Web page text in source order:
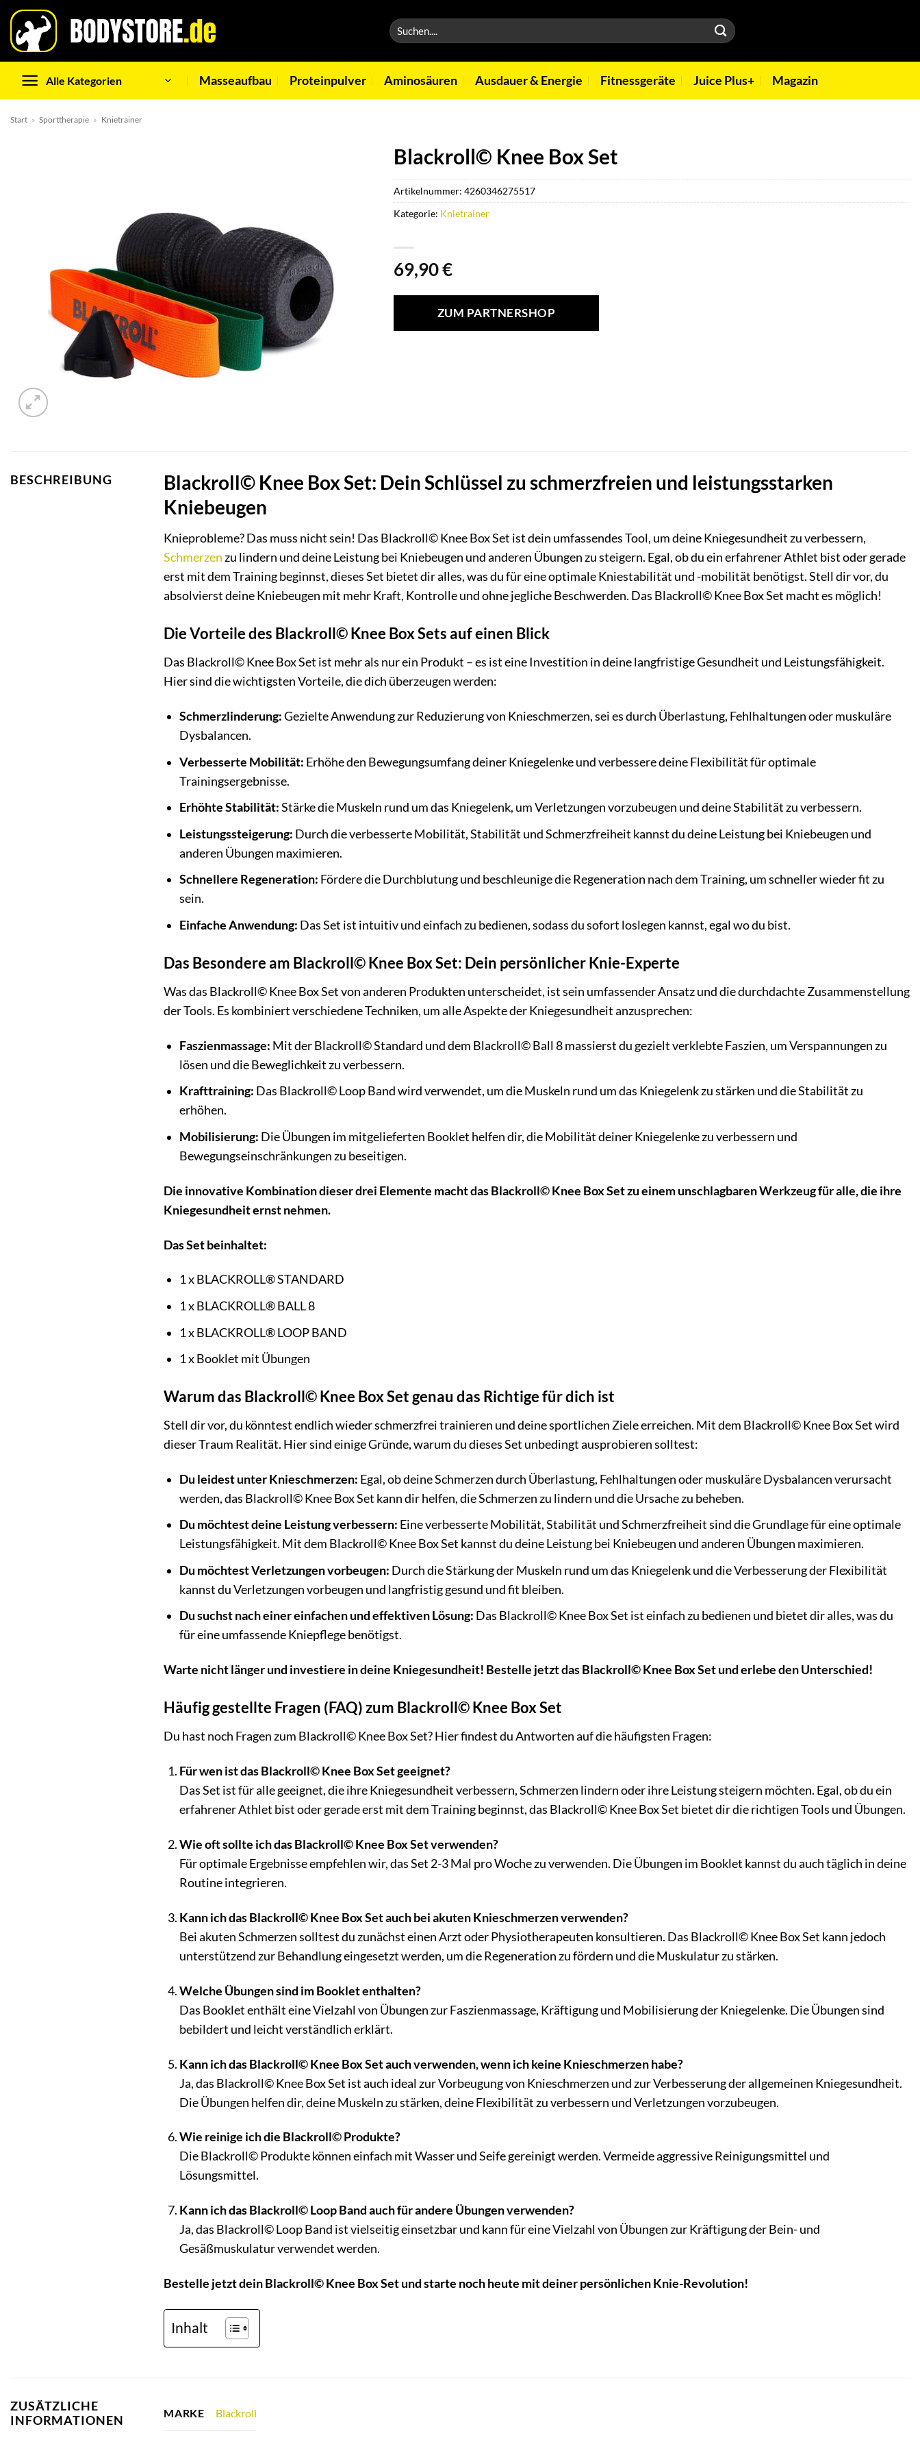
Zum
Inhalt
springen
Suchen
nach:
Alle Kategorien Masseaufbau Proteinpulver Aminosäuren Ausdauer & Energie Fitnessgeräte Juice Plus+ Magazin
Start » Sporttherapie » Knietrainer
Blackroll© Knee Box Set
69,90€
ZUM PARTNERSHOP
Artikelnummer: 4260346275517
Kategorie: Knietrainer
BESCHREIBUNG
Blackroll© Knee Box Set: Dein Schlüssel zu schmerzfreien und leistungsstarken
Kniebeugen
Knieprobleme? Das muss nicht sein! Das Blackroll© Knee Box Set ist dein umfassendes Tool, um deine Kniegesundheit zu verbessern,
Schmerzenzu lindern und deine Leistung bei Kniebeugen und anderen Übungen zu steigern. Egal, ob du ein erfahrener Athlet bist oder gerade
erst mit dem Training beginnst, dieses Set bietet dir alles, was du für eine optimale Kniestabilität und -mobilität benötigst. Stell dir vor, du
absolvierst deine Kniebeugen mit mehr Kraft, Kontrolle und ohne jegliche Beschwerden. Das Blackroll© Knee Box Set macht es möglich!
Die Vorteile des Blackroll© Knee Box Sets auf einen Blick
Das Blackroll© Knee Box Set ist mehr als nur ein Produkt – es ist eine Investition in deine langfristige Gesundheit und Leistungsfähigkeit.
Hier sind die wichtigsten Vorteile, die dich überzeugen werden:
Schmerzlinderung:Gezielte Anwendung zur Reduzierung von Knieschmerzen, sei es durch Überlastung, Fehlhaltungen oder muskuläre
Dysbalancen.
Verbesserte Mobilität: Erhöhe den Bewegungsumfang deiner Kniegelenke und verbessere deine Flexibilität für optimale
Trainingsergebnisse.
Erhöhte Stabilität:Stärke die Muskeln rund um das Kniegelenk, um Verletzungen vorzubeugen und deine Stabilität zu verbessern.
Leistungssteigerung: Durch die verbesserte Mobilität, Stabilität und Schmerzfreiheit kannst du deine Leistung bei Kniebeugen und
anderen Übungen maximieren.
Schnellere Regeneration: Fördere die Durchblutung und beschleunige die Regeneration nach dem Training, um schneller wieder fit zu
sein.
Einfache Anwendung: Das Set ist intuitiv und einfach zu bedienen, sodass du sofort loslegen kannst, egal wo du bist.
Das Besondere am Blackroll© Knee Box Set: Dein persönlicher Knie-Experte
Was das Blackroll© Knee Box Set von anderen Produkten unterscheidet, ist sein umfassender Ansatz und die durchdachte Zusammenstellung
der Tools. Es kombiniert verschiedene Techniken, um alle Aspekte der Kniegesundheit anzusprechen:
Faszienmassage: Mit der Blackroll© Standard und dem Blackroll© Ball 8 massierst du gezielt verklebte Faszien, um Verspannungen zu
lösen und die Beweglichkeit zu verbessern.
Krafttraining: Das Blackroll© Loop Band wird verwendet, um die Muskeln rund um das Kniegelenk zu stärken und die Stabilität zu
erhöhen.
Mobilisierung: Die Übungen im mitgelieferten Booklet helfen dir, die Mobilität deiner Kniegelenke zu verbessern und
Bewegungseinschränkungen zu beseitigen.
Die innovative Kombination dieser drei Elemente macht das Blackroll© Knee Box Set zu einem unschlagbaren Werkzeug für alle, die ihre
Kniegesundheit ernst nehmen.
Das Set beinhaltet:
1 x BLACKROLL® STANDARD
1 x BLACKROLL® BALL 8
1 x BLACKROLL® LOOP BAND
1 x Booklet mit Übungen
Warum das Blackroll© Knee Box Set genau das Richtige für dich ist
Stell dir vor, du könntest endlich wieder schmerzfrei trainieren und deine sportlichen Ziele erreichen. Mit dem Blackroll© Knee Box Set wird
dieser Traum Realität. Hier sind einige Gründe, warum du dieses Set unbedingt ausprobieren solltest:
Du leidest unter Knieschmerzen: Egal, ob deine Schmerzen durch Überlastung, Fehlhaltungen oder muskuläre Dysbalancen verursacht
werden, das Blackroll© Knee Box Set kann dir helfen, die Schmerzen zu lindern und die Ursache zu beheben.
Du möchtest deine Leistung verbessern: Eine verbesserte Mobilität, Stabilität und Schmerzfreiheit sind die Grundlage für eine optimale
Leistungsfähigkeit. Mit dem Blackroll© Knee Box Set kannst du deine Leistung bei Kniebeugen und anderen Übungen maximieren.
Du möchtest Verletzungen vorbeugen: Durch die Stärkung der Muskeln rund um das Kniegelenk und die Verbesserung der Flexibilität
kannst du Verletzungen vorbeugen und langfristig gesund und fit bleiben.
Du suchst nach einer einfachen und effektiven Lösung: Das Blackroll© Knee Box Set ist einfach zu bedienen und bietet dir alles, was du
für eine umfassende Kniepflege benötigst.
Warte nicht länger und investiere in deine Kniegesundheit! Bestelle jetzt das Blackroll© Knee Box Set und erlebe den Unterschied!
Häufig gestellte Fragen (FAQ) zum Blackroll© Knee Box Set
Du hast noch Fragen zum Blackroll© Knee Box Set? Hier findest du Antworten auf die häufigsten Fragen:
Für wen ist das Blackroll© Knee Box Set geeignet?
Das Set ist für alle geeignet, die ihre Kniegesundheit verbessern, Schmerzen lindern oder ihre Leistung steigern möchten. Egal, ob du ein
erfahrener Athlet bist oder gerade erst mit dem Training beginnst, das Blackroll© Knee Box Set bietet dir die richtigen Tools und Übungen.
Wie oft sollte ich das Blackroll© Knee Box Set verwenden?
Für optimale Ergebnisse empfehlen wir, das Set 2-3 Mal pro Woche zu verwenden. Die Übungen im Booklet kannst du auch täglich in deine
Routine integrieren.
Kann ich das Blackroll© Knee Box Set auch bei akuten Knieschmerzen verwenden?
Bei akuten Schmerzen solltest du zunächst einen Arzt oder Physiotherapeuten konsultieren. Das Blackroll© Knee Box Set kann jedoch
unterstützend zur Behandlung eingesetzt werden, um die Regeneration zu fördern und die Muskulatur zu stärken.
Welche Übungen sind im Booklet enthalten?
Das Booklet enthält eine Vielzahl von Übungen zur Faszienmassage, Kräftigung und Mobilisierung der Kniegelenke. Die Übungen sind
bebildert und leicht verständlich erklärt.
Kann ich das Blackroll© Knee Box Set auch verwenden, wenn ich keine Knieschmerzen habe?
Ja, das Blackroll© Knee Box Set ist auch ideal zur Vorbeugung von Knieschmerzen und zur Verbesserung der allgemeinen Kniegesundheit.
Die Übungen helfen dir, deine Muskeln zu stärken, deine Flexibilität zu verbessern und Verletzungen vorzubeugen.
Wie reinige ich die Blackroll© Produkte?
Die Blackroll© Produkte können einfach mit Wasser und Seife gereinigt werden. Vermeide aggressive Reinigungsmittel und
Lösungsmittel.
Kann ich das Blackroll© Loop Band auch für andere Übungen verwenden?
Ja, das Blackroll© Loop Band ist vielseitig einsetzbar und kann für eine Vielzahl von Übungen zur Kräftigung der Bein- und
Gesäßmuskulatur verwendet werden.
Bestelle jetzt dein Blackroll© Knee Box Set und starte noch heute mit deiner persönlichen Knie-Revolution!
Inhalt
ZUSÄTZLICHE
INFORMATIONEN
MARKE Blackroll